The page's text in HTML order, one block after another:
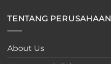
TENTANG PERUSAHAAN
About Us